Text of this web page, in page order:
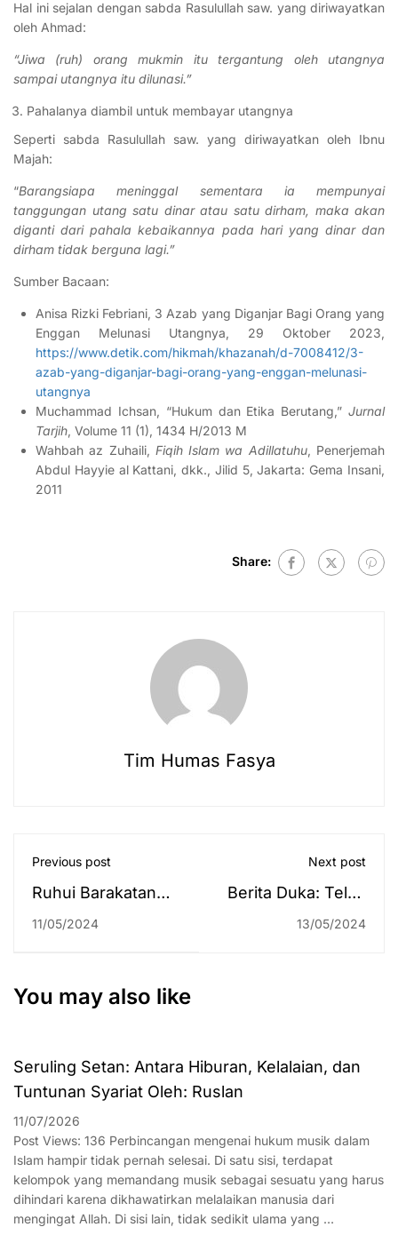
Hal ini sejalan dengan sabda Rasulullah saw. yang diriwayatkan
oleh Ahmad:
“Jiwa (ruh) orang mukmin itu tergantung oleh utangnya
sampai utangnya itu dilunasi.”
Pahalanya diambil untuk membayar utangnya
Seperti sabda Rasulullah saw. yang diriwayatkan oleh Ibnu
Majah:
“Barangsiapa meninggal sementara ia mempunyai
tanggungan utang satu dinar atau satu dirham, maka akan
diganti dari pahala kebaikannya pada hari yang dinar dan
dirham tidak berguna lagi.”
Sumber Bacaan:
Anisa Rizki Febriani, 3 Azab yang Diganjar Bagi Orang yang
Enggan Melunasi Utangnya, 29 Oktober 2023,
https://www.detik.com/hikmah/khazanah/d-7008412/3-
azab-yang-diganjar-bagi-orang-yang-enggan-melunasi-
utangnya
Muchammad Ichsan, “Hukum dan Etika Berutang,” Jurnal
Tarjih, Volume 11 (1), 1434 H/2013 M
Wahbah az Zuhaili, Fiqih Islam wa Adillatuhu, Penerjemah
Abdul Hayyie al Kattani, dkk., Jilid 5, Jakarta: Gema Insani,
2011
Share:
Tim Humas Fasya
Previous post
Ruhui Barakatan
Pro 4 FM 87,7 RRI
11/05/2024
Next post
Berita Duka: Telah
Wafat, Pensiunan
13/05/2024
You may also like
Seruling Setan: Antara Hiburan, Kelalaian, dan
Tuntunan Syariat Oleh: Ruslan
11/07/2026
Post Views: 136 Perbincangan mengenai hukum musik dalam
Islam hampir tidak pernah selesai. Di satu sisi, terdapat
kelompok yang memandang musik sebagai sesuatu yang harus
dihindari karena dikhawatirkan melalaikan manusia dari
mengingat Allah. Di sisi lain, tidak sedikit ulama yang …